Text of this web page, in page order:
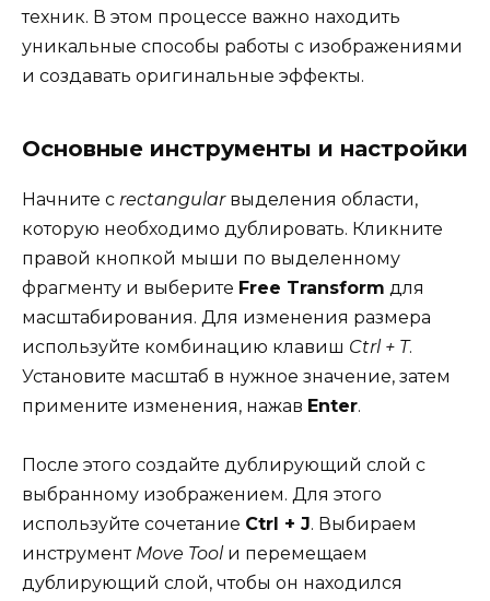
техник. В этом процессе важно находить
уникальные способы работы с изображениями
и создавать оригинальные эффекты.
Основные инструменты и настройки
Начните с rectangularвыделения области,
которую необходимо дублировать. Кликните
правой кнопкой мыши по выделенному
фрагменту и выберите Free Transform для
масштабирования. Для изменения размера
используйте комбинацию клавиш Ctrl + T.
Установите масштаб в нужное значение, затем
примените изменения, нажав Enter.
После этого создайте дублирующий слой с
выбранному изображением. Для этого
используйте сочетание Ctrl + J. Выбираем
инструмент Move Tool и перемещаем
дублирующий слой, чтобы он находился